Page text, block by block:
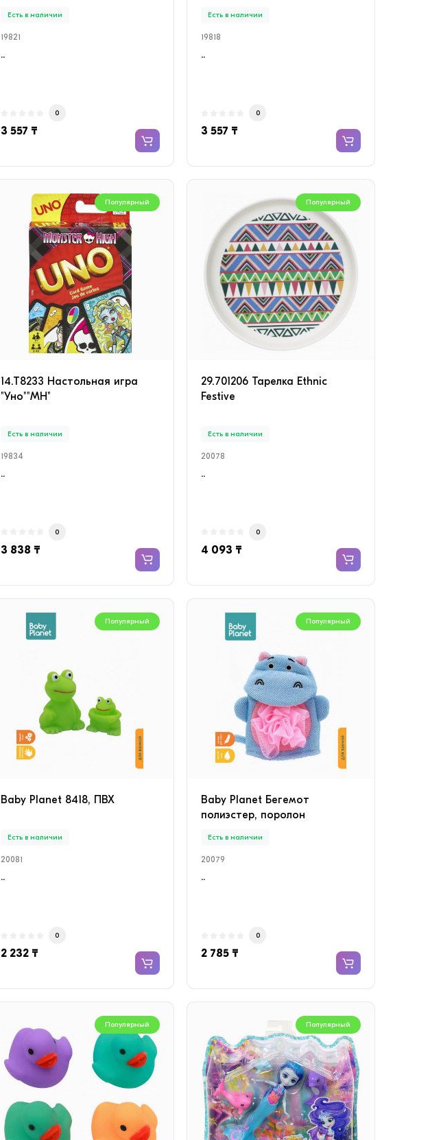
Есть в наличии
19821
..
0
3 557 ₸
Есть в наличии
19818
..
0
3 557 ₸
Популярный
14.T8233 Настольная игра
"Уно""MH"
Есть в наличии
19834
..
0
3 838 ₸
Популярный
29.701206 Тарелка Ethnic
Festive
Есть в наличии
20078
..
0
4 093 ₸
Популярный
Baby Planet 8418, ПВХ
Есть в наличии
20081
..
0
2 232 ₸
Популярный
Baby Planet Бегемот
полиэстер, поролон
Есть в наличии
20079
..
0
2 785 ₸
Популярный Популярный